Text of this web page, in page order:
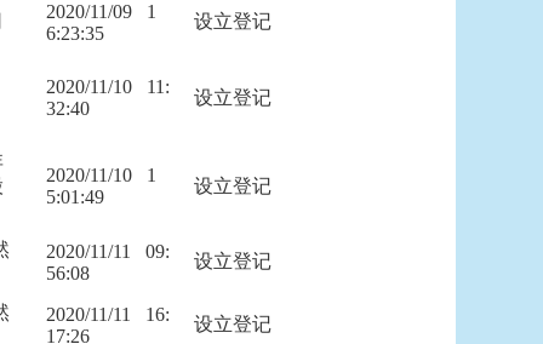
2020/11/09   1
6:23:35
设立登记
2020/11/10   11:
32:40
设立登记
2020/11/10   1
5:01:49
设立登记
2020/11/11   09:
56:08
设立登记
2020/11/11   16:
17:26
设立登记